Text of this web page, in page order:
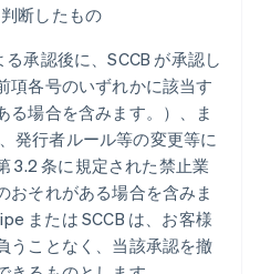
断したもの
る承認後に、SCCB が承認し
項各号のいずれかに該当す
る場合を含みます。）、ま
発行者ルール等の変更等に
3.2 条に規定された禁止業
おそれがある場合を含みま
または SCCB は、お客様
うことなく、当該承認を撤